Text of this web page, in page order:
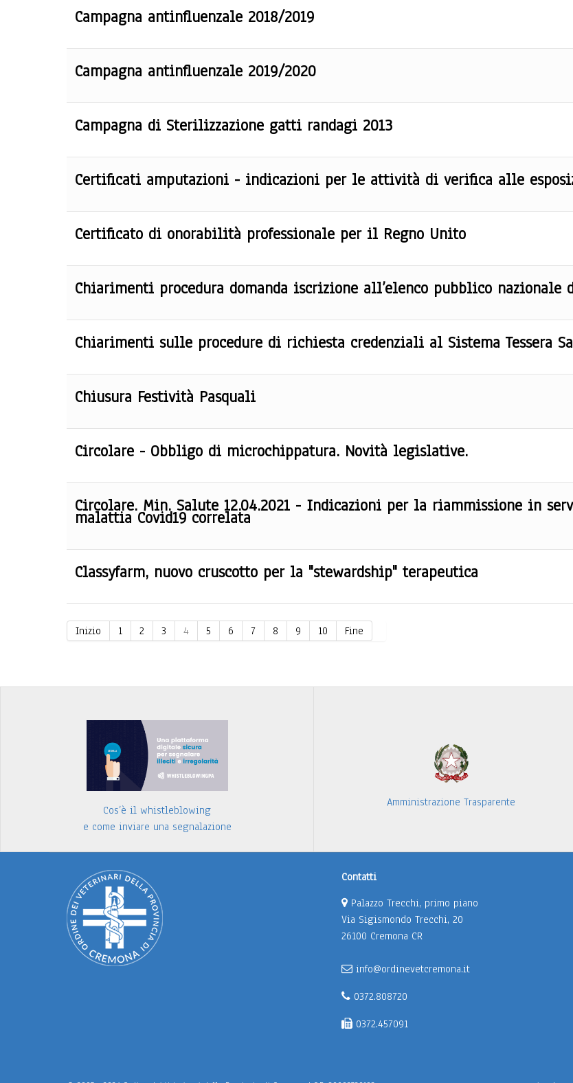
Campagna antinfluenzale 2018/2019
Campagna antinfluenzale 2019/2020
Campagna di Sterilizzazione gatti randagi 2013
Certificati amputazioni - indicazioni per le attività di verifica alle
Certificato di onorabilità professionale per il Regno Unito
Chiarimenti procedura domanda iscrizione all’elenco pubblico
Chiarimenti sulle procedure di richiesta credenziali al Sistema Tessera
Chiusura Festività Pasquali
Circolare - Obbligo di microchippatura. Novità legislative.
Circolare. Min. Salute 12.04.2021 - Indicazioni per la riammissione in
malattia Covid19 correlata
Classyfarm, nuovo cruscotto per la "stewardship" terapeutica
Inizio 1 2 3 4 5 6 7 8 9 10 Fine
Cos’è il whistleblowing
e come inviare una segnalazione
Amministrazione Trasparente
Contatti
Palazzo Trecchi, primo piano
Via Sigismondo Trecchi, 20
26100 Cremona CR
info@ordinevetcremona.it
0372.808720
0372.457091